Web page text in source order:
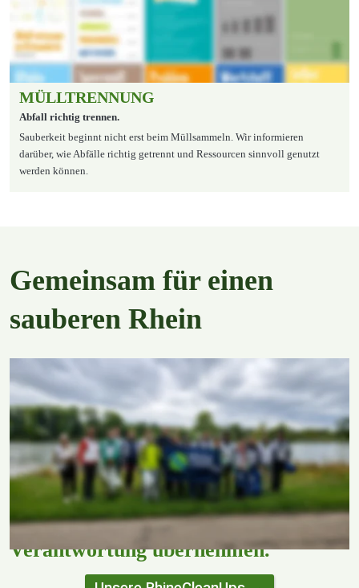
MÜLLTRENNUNG
Abfall richtig trennen.
Sauberkeit beginnt nicht erst beim Müllsammeln. Wir informieren
darüber, wie Abfälle richtig getrennt und Ressourcen sinnvoll genutzt
werden können.
Gemeinsam für einen
sauberen Rhein
Der Rhein verbindet unsere Region – und leider
landet auch hier immer wieder Müll in der Natur.
Beim RhineCleanUp engagieren wir uns
gemeinsam mit vielen anderen dafür, Ufer und
Umgebung von Abfällen zu befreien.
Gemeinsam sammeln. Gemeinsam
Verantwortung übernehmen.